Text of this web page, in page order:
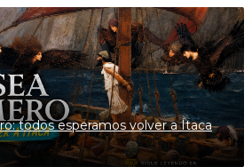
todos esperamos volver a Ítaca